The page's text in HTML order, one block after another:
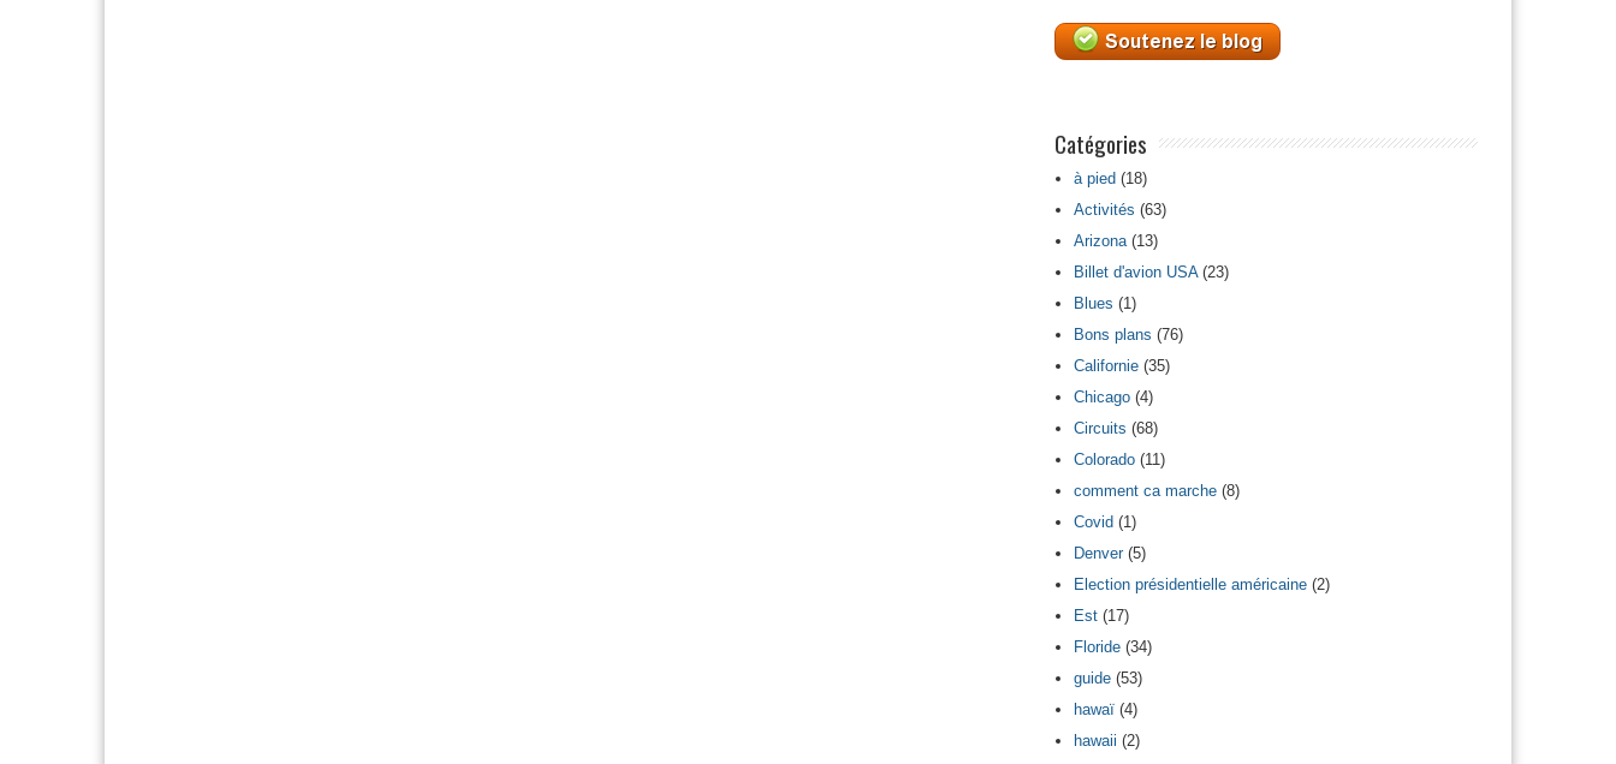
Catégories
à pied (18)
Activités (63)
Arizona(13)
Billet d'avion USA(23)
Blues (1)
Bons plans (76)
Californie (35)
Chicago (4)
Circuits (68)
Colorado (11)
comment ca marche (8)
Covid (1)
Denver(5)
Election présidentielle américaine (2)
Est (17)
Floride (34)
guide (53)
hawaï (4)
hawaii (2)